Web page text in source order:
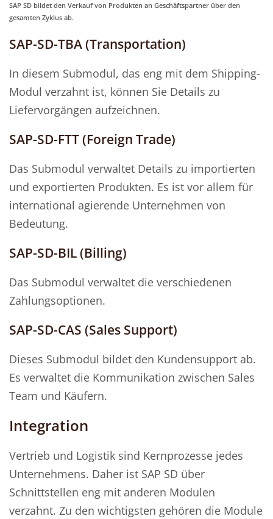
SAP SD bildet den Verkauf von Produkten an Geschäftspartner über den
gesamten Zyklus ab.
SAP-SD-TBA (Transportation)
In diesem Submodul, das eng mit dem Shipping-
Modul verzahnt ist, können Sie Details zu
Liefervorgängen aufzeichnen.
SAP-SD-FTT (Foreign Trade)
Das Submodul verwaltet Details zu importierten
und exportierten Produkten. Es ist vor allem für
international agierende Unternehmen von
Bedeutung.
SAP-SD-BIL (Billing)
Das Submodul verwaltet die verschiedenen
Zahlungsoptionen.
SAP-SD-CAS (Sales Support)
Dieses Submodul bildet den Kundensupport ab.
Es verwaltet die Kommunikation zwischen Sales
Team und Käufern.
Integration
Vertrieb und Logistik sind Kernprozesse jedes
Unternehmens. Daher ist SAP SD über
Schnittstellen eng mit anderen Modulen
verzahnt. Zu den wichtigsten gehören die Module